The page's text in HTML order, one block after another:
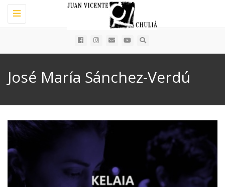
Toggle
navigation
José María Sánchez-Verdú